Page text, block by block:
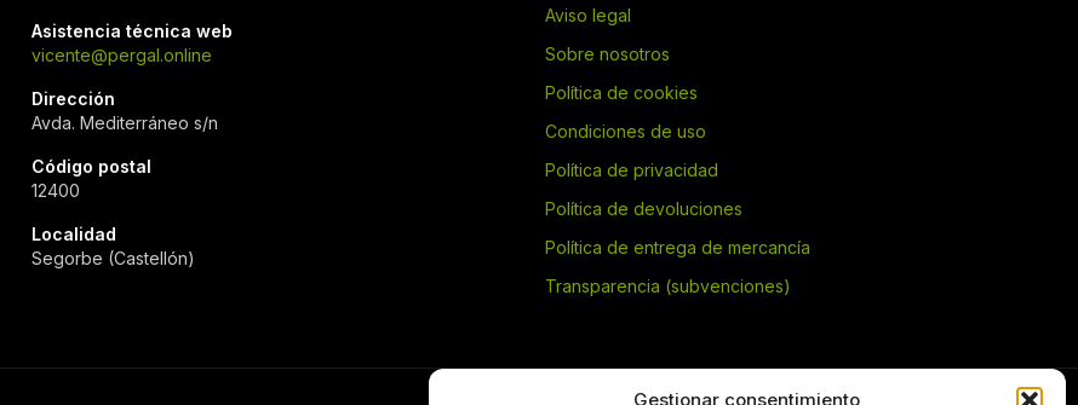
Gestionar consentimiento
Asistencia técnica web
vicente@pergal.online
Dirección
Avda. Mediterráneo s/n
Código postal
12400
Localidad
Segorbe (Castellón)
Aviso legal
Sobre nosotros
Política de cookies
Condiciones de uso
Política de privacidad
Política de devoluciones
Política de entrega de mercancía
Transparencia (subvenciones)